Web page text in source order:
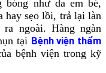
bóng như da em bé,
hay sẹo lồi, trả lại làn
ngoài. Hàng ngàn
tại Bệnh viện thẩm
bệnh viện trong kỹ